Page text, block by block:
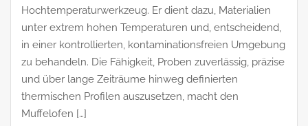
Hochtemperaturwerkzeug. Er dient dazu, Materialien
unter extrem hohen Temperaturen und, entscheidend,
in einer kontrollierten, kontaminationsfreien Umgebung
zu behandeln. Die Fähigkeit, Proben zuverlässig, präzise
und über lange Zeiträume hinweg definierten
thermischen Profilen auszusetzen, macht den
Muffelofen […]